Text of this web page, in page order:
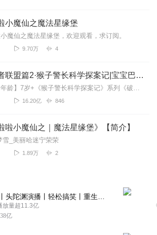
公举生日蛋糕好的不错哈……一个人不在计
而OK，澜起科技！去看看海科恩后，可以说是
52
_ab
店圃大小·中考加油好身材熟悉的陌生人说话该
小魔仙之魔法星缘堡
魔仙之魔法星缘堡，欢迎观看，求订阅。
9.70万 4
破坏者联盟篇2·猴子警长科学探案记|宝宝巴士故事
【适听年龄】7岁+《猴子警长科学探案记》系列《破坏者联盟篇1·猴子警长科学探案记》>>>《破坏者联盟篇2·猴子警长科学探案记》>>>《破坏者联盟篇3·猴子警长科...
16.20亿 846
啦小魔仙之｜魔法星缘堡》【简介】
雪_美丽哈迷宁荣荣
1.89万 2
放量超11.3亿
亿